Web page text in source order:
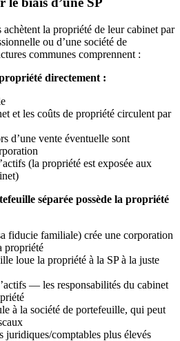
la propriété de leur cabinet par
ou d’une société de
communes comprennent :
directement :
et les coûts de propriété circulent par
d’une vente éventuelle sont
(la propriété est exposée aux
séparée possède la propriété
fiducie familiale) crée une corporation
propriété
loue la propriété à la SP à la juste
— les responsabilités du cabinet
à la société de portefeuille, qui peut
juridiques/comptables plus élevés